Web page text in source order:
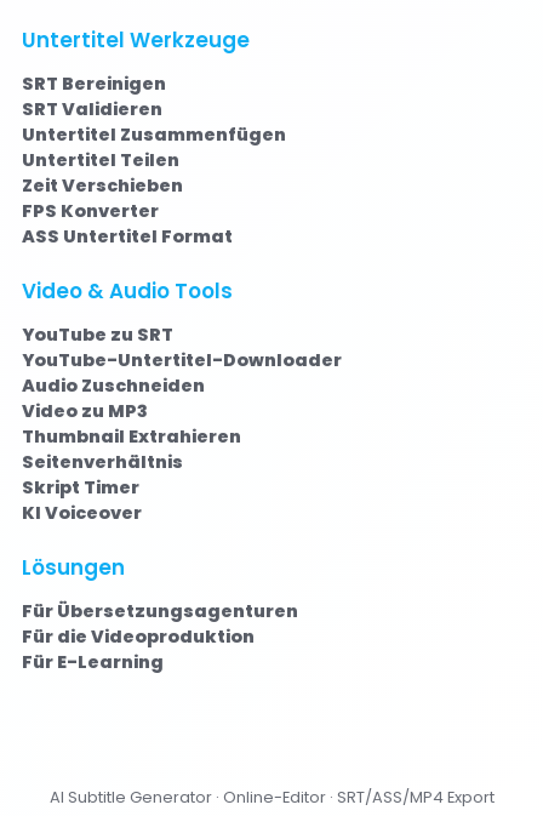
Untertitel Werkzeuge
SRT Bereinigen
SRT Validieren
Untertitel Zusammenfügen
Untertitel Teilen
Zeit Verschieben
FPS Konverter
ASS Untertitel Format
Video & Audio Tools
YouTube zu SRT
YouTube-Untertitel-Downloader
Audio Zuschneiden
Video zu MP3
Thumbnail Extrahieren
Seitenverhältnis
Skript Timer
KI Voiceover
Lösungen
Für Übersetzungsagenturen
Für die Videoproduktion
Für E-Learning
AI Subtitle Generator · Online-Editor · SRT/ASS/MP4 Export